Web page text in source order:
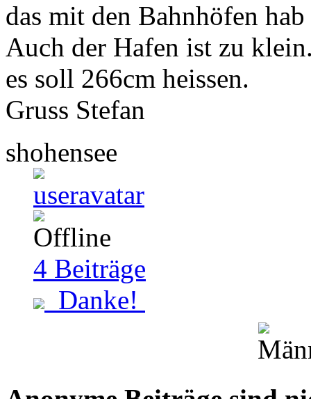
das mit den Bahnhöfen
Auch der Hafen ist zu
es soll 266cm heissen.
Gruss Stefan
shohensee
4 Beiträge
Danke!